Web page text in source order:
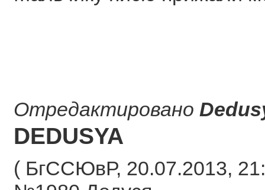
Отредактировано
DEDUSYA
( БгССЮвР, 20.07.2013,